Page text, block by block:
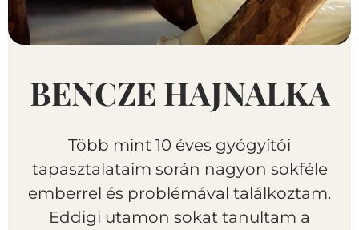
BENCZE HAJNALKA
Több mint 10 éves gyógyítói
tapasztalataim során nagyon sokféle
emberrel és problémával találkoztam.
Eddigi utamon sokat tanultam a